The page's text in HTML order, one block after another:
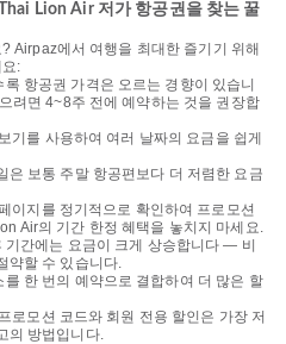
Lion Air 저가 항공권을 찾는 꿀
Airpaz에서 여행을 최대한 즐기기 위해
:
항공권 가격은 오르는 경향이 있습니
려면 4~8주 전에 예약하는 것을 권장합
기를 사용하여 여러 날짜의 요금을 쉽게
은 보통 주말 항공편보다 더 저렴한 요금
이지를 정기적으로 확인하여 프로모션
Air의 기간 한정 혜택을 놓치지 마세요.
간에는 요금이 크게 상승합니다 — 비
약할 수 있습니다.
한 번의 예약으로 결합하여 더 많은 할
로모션 코드와 회원 전용 할인은 가장 저
의 방법입니다.